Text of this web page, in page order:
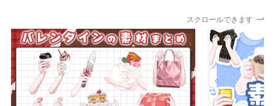
スクロールできます